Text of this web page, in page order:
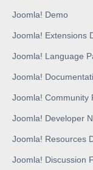
Joomla! Demo
Joomla! Extensions
Joomla! Language
Joomla!
Joomla! Community
Joomla! Developer
Joomla! Resources
Joomla! Discussion